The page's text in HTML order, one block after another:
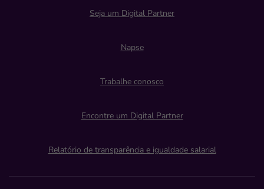
Seja um Digital Partner
Napse
Trabalhe conosco
Encontre um Digital Partner
Relatório de transparência e igualdade salarial